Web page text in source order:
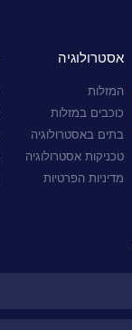
אסטרולוגיה
המזלות
כוכבים במזלות
בתים באסטרולוגיה
טכניקות אסטרולוגיה
מדיניות הפרטיות